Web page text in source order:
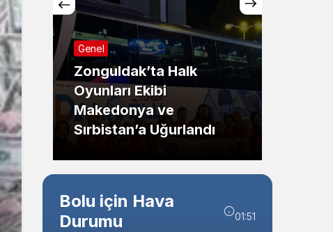
Sistem Modu
Sistem modunu seçin.
Genel
Zonguldak’ta Halk
Oyunları Ekibi
Makedonya ve
Sırbistan’a Uğurlandı
Bolu için Hava
Durumu
01:51